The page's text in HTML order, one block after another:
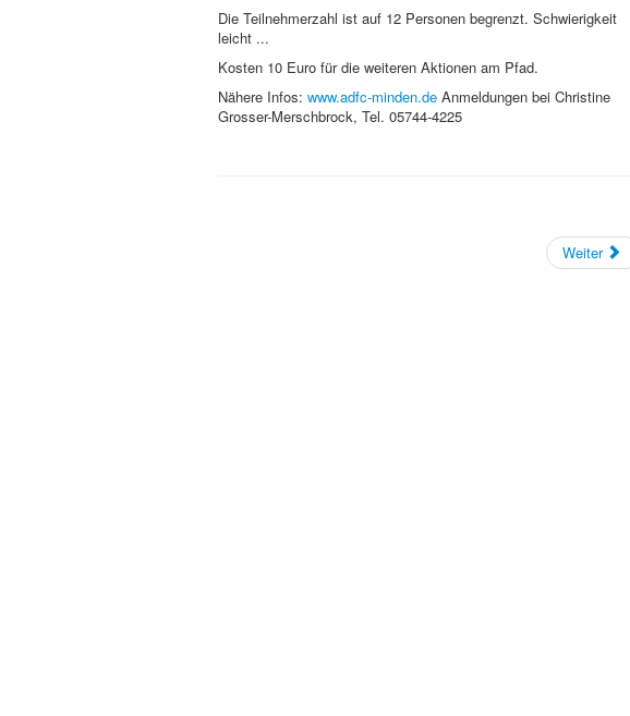
Die Teilnehmerzahl ist auf 12 Personen begrenzt. Schwierigkeit
leicht ...
Kosten 10 Euro für die weiteren Aktionen am Pfad.
Nähere Infos: www.adfc-minden.de Anmeldungen bei Christine
Grosser-Merschbrock, Tel. 05744-4225
Weiter